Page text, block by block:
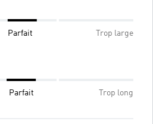
Parfait Trop large
Parfait Trop long